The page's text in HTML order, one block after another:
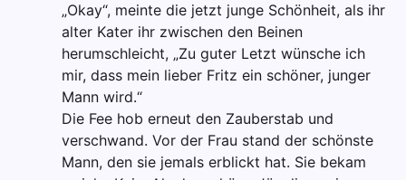
„Okay“, meinte die jetzt junge Schönheit, als ihr
alter Kater ihr zwischen den Beinen
herumschleicht, „Zu guter Letzt wünsche ich
mir, dass mein lieber Fritz ein schöner, junger
Mann wird.“
Die Fee hob erneut den Zauberstab und
verschwand. Vor der Frau stand der schönste
Mann, den sie jemals erblickt hat. Sie bekam